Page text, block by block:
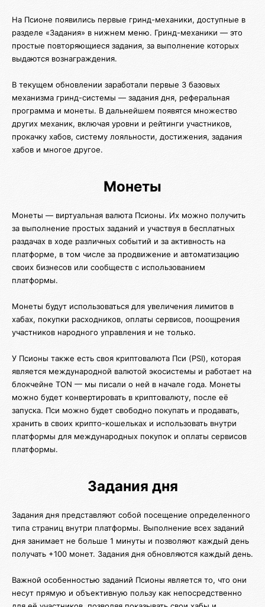
На Псионе появились первые гринд-механики, доступные в
разделе «Задания» в нижнем меню. Гринд-механики — это
простые повторяющиеся задания, за выполнение которых
выдаются вознаграждения.
В текущем обновлении заработали первые 3 базовых
механизма гринд-системы — задания дня, реферальная
программа и монеты. В дальнейшем появятся множество
других механик, включая уровни и рейтинги участников,
прокачку хабов, систему лояльности, достижения, задания
хабов и многое другое.
Монеты
Монеты — виртуальная валюта Псионы. Их можно получить
за выполнение простых заданий и участвуя в бесплатных
раздачах в ходе различных событий и за активность на
платформе, в том числе за продвижение и автоматизацию
своих бизнесов или сообществ с использованием
платформы.
Монеты будут использоваться для увеличения лимитов в
хабах, покупки расходников, оплаты сервисов, поощрения
участников народного управления и не только.
У Псионы также есть своя криптовалюта Пси (PSI), которая
является международной валютой экосистемы и работает на
блокчейне TON — мы писали о ней в начале года. Монеты
можно будет конвертировать в криптовалюту, после её
запуска. Пси можно будет свободно покупать и продавать,
хранить в своих крипто-кошельках и использовать внутри
платформы для международных покупок и оплаты сервисов
платформы.
Задания дня
Задания дня представляют собой посещение определенного
типа страниц внутри платформы. Выполнение всех заданий
дня занимает не больше 1 минуты и позволяют каждый день
получать +100 монет. Задания дня обновляются каждый день.
Важной особенностью заданий Псионы является то, что они
несут прямую и объективную пользу как непосредственно